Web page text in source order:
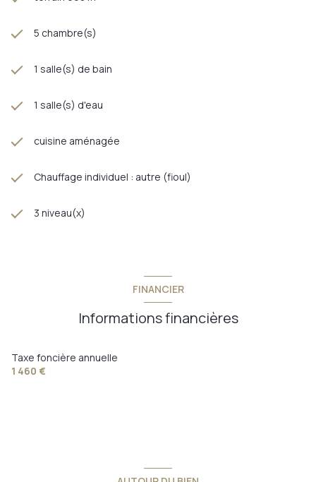
5 chambre(s)
1 salle(s) de bain
1 salle(s) d'eau
cuisine aménagée
Chauffage individuel : autre (fioul)
3 niveau(x)
FINANCIER
Informations financières
Taxe foncière annuelle
1 460 €